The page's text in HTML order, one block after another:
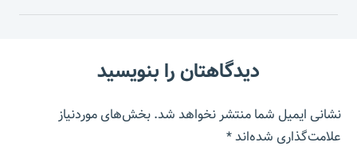
دیدگاهتان را بنویسید
نشانی ایمیل شما منتشر نخواهد شد.بخش‌های موردنیاز
علامت‌گذاری شده‌اند*